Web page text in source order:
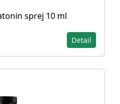
sprej 10 ml
Detail